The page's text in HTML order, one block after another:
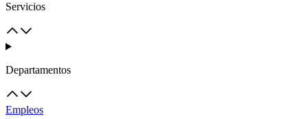
Servicios
Departamentos
Empleos